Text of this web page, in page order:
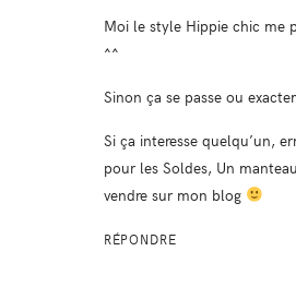
Moi le style Hippie chic me
^^
Sinon ça se passe ou
Si ça interesse quelqu’un,
pour les Soldes, Un
vendre sur mon blog
RÉPONDRE